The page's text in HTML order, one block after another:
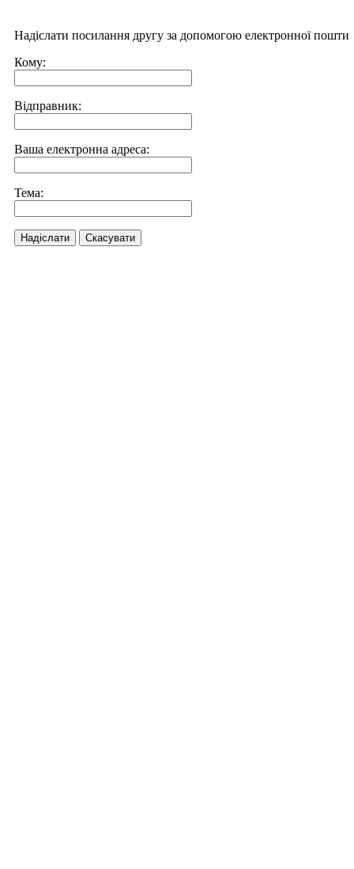
Надіслати посилання другу за допомогою електронної пошти
Кому:
Відправник:
Ваша електронна адреса:
Тема:
Надіслати Скасувати